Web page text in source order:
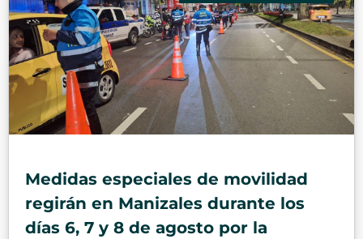
Medidas especiales de movilidad
regirán en Manizales durante los
días 6, 7 y 8 de agosto por la